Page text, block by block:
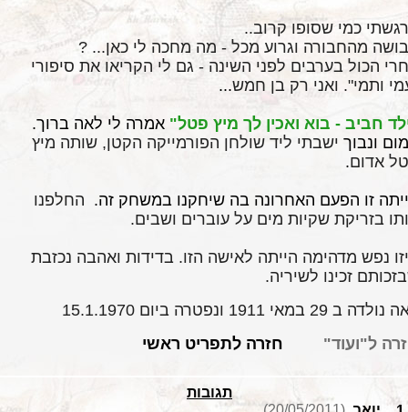
כמי שסופו קרוב..
מהחבורה וגרוע מכל - מה מחכה לי כאן? ...
הכול בערבים לפני השינה - גם לי הקריאו את סיפורי
ותמי". ואני רק בן חמש...
חביב - בוא ואכין לך מיץ פטל" אמרה לי לאה ברוך.
ונבוך ישבתי ליד שולחן הפורמייקה הקטן, שותה מיץ
אדום.
זו הפעם האחרונה בה שיחקנו במשחק זה. החלפנו
בזריקת שקיות מים על עוברים ושבים.
נפש מדהימה הייתה לאישה הזו. בדידות ואהבה נכזבת
זכינו לשיריה.
ב 29 במאי 1911 ונפטרה ביום 15.1.1970
ל"ועוד" חזרה לתפריט ראשי
תגובות